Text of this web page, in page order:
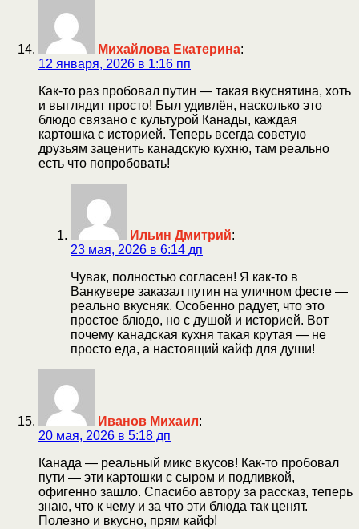
Михайлова Екатерина:
12 января, 2026 в 1:16 пп
Как-то раз пробовал путин — такая вкуснятина, хоть
и выглядит просто! Был удивлён, насколько это
блюдо связано с культурой Канады, каждая
картошка с историей. Теперь всегда советую
друзьям заценить канадскую кухню, там реально
есть что попробовать!
Ильин Дмитрий:
23 мая, 2026 в 6:14 дп
Чувак, полностью согласен! Я как-то в
Ванкувере заказал путин на уличном фесте —
реально вкусняк. Особенно радует, что это
простое блюдо, но с душой и историей. Вот
почему канадская кухня такая крутая — не
просто еда, а настоящий кайф для души!
Иванов Михаил:
20 мая, 2026 в 5:18 дп
Канада — реальный микс вкусов! Как-то пробовал
пути — эти картошки с сыром и подливкой,
офигенно зашло. Спасибо автору за рассказ, теперь
знаю, что к чему и за что эти блюда так ценят.
Полезно и вкусно, прям кайф!